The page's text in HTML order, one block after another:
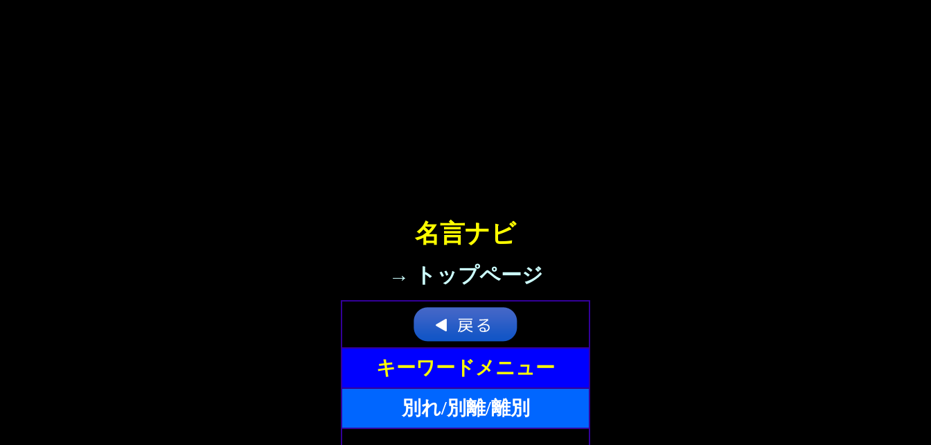
名言ナビ
→ トップページ
キーワードメニュー
別れ/別離/離別